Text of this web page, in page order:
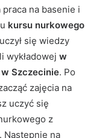
na basenie i
kursu nurkowego
się wiedzy
wykładowej w
Szczecinie. Po
zajęcia na
uczyć się
z
Następnie na